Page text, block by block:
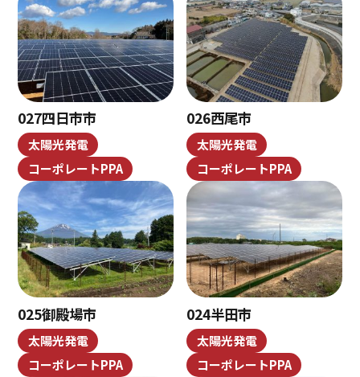
027四日市市
太陽光発電
コーポレートPPA
026西尾市
太陽光発電
コーポレートPPA
025御殿場市
太陽光発電
コーポレートPPA
024半田市
太陽光発電
コーポレートPPA